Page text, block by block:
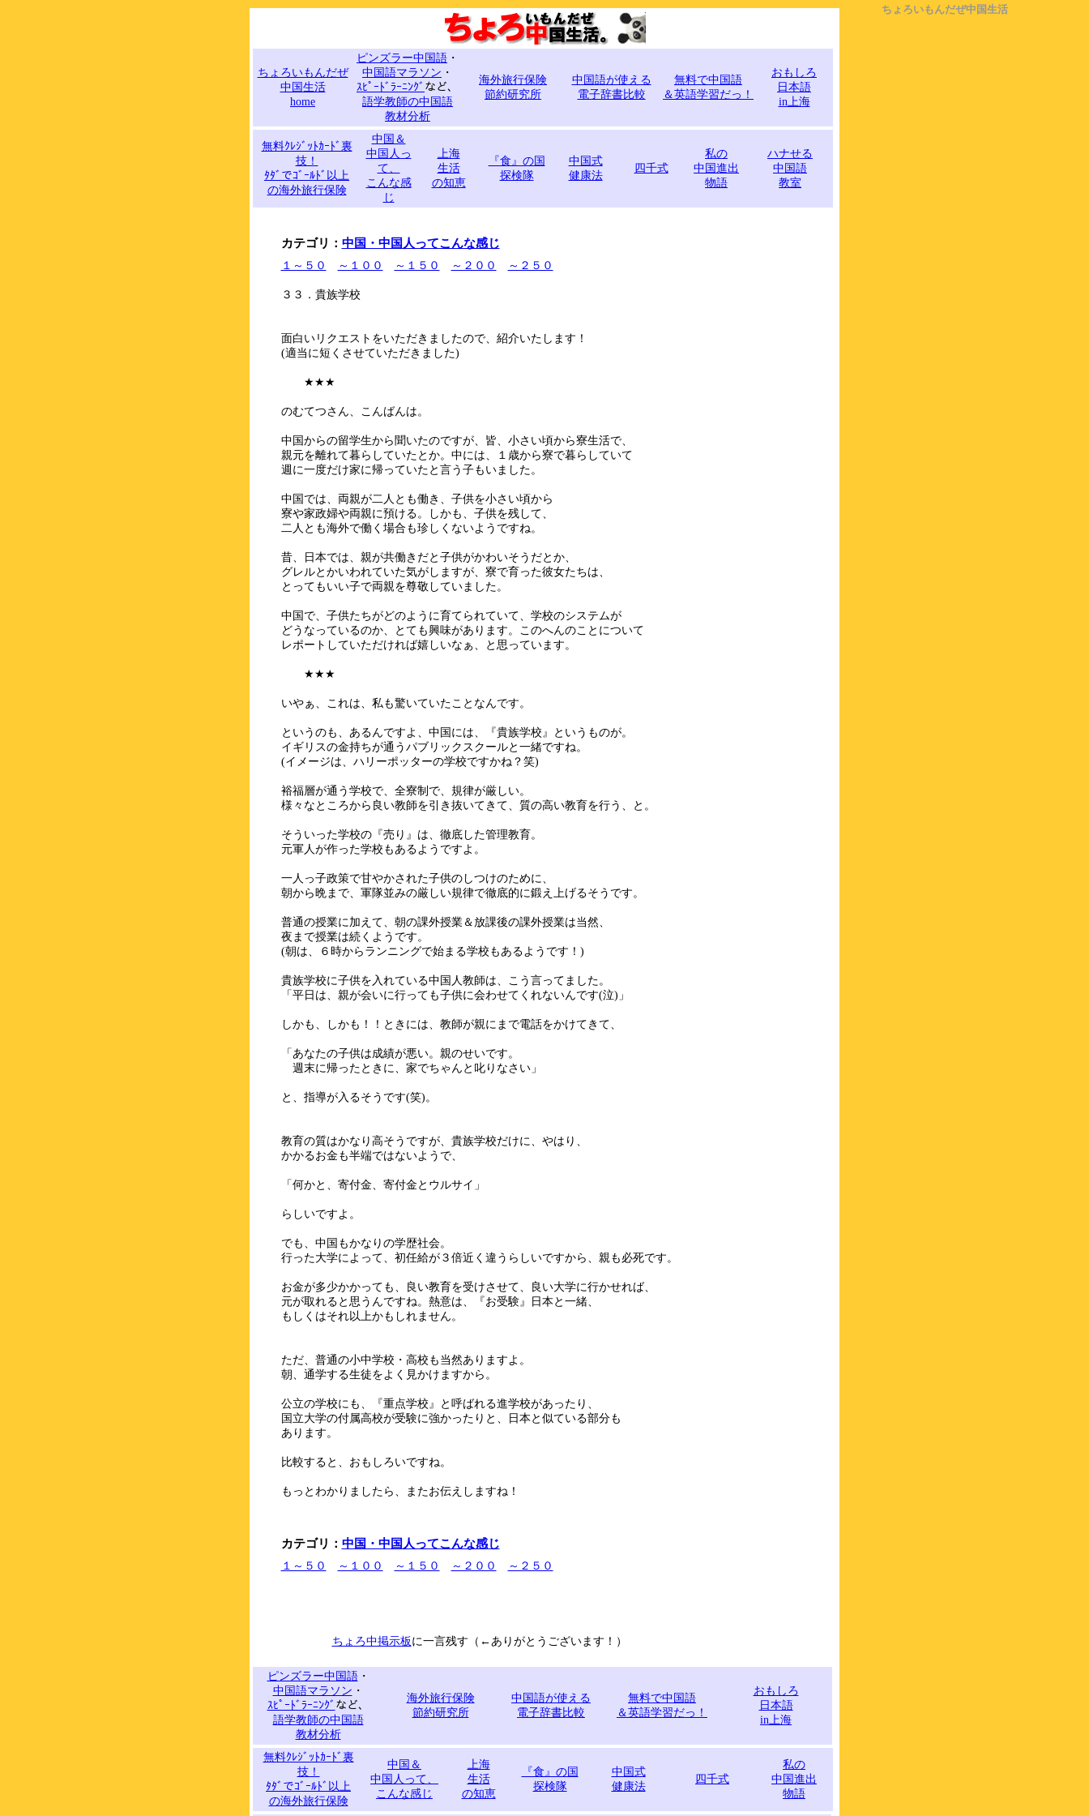
ちょろいもんだぜ中国生活
ちょろいもんだぜ
中国生活
home
ピンズラー中国語 ・
中国語マラソン ・
ｽﾋﾟｰﾄﾞﾗｰﾆﾝｸﾞ など、
語学教師の中国語
教材分析
海外旅行保険
節約研究所
中国語が使える
電子辞書比較
無料で中国語
＆英語学習だっ！
おもしろ
日本語
in上海
無料ｸﾚｼﾞｯﾄｶｰﾄﾞ裏
技！
ﾀﾀﾞでｺﾞｰﾙﾄﾞ以上
の海外旅行保険
中国＆
中国人っ
て、
こんな感
じ
上海
生活
の知恵
『食』の国
探検隊
中国式
健康法
四千式
私の
中国進出
物語
ハナせる
中国語
教室
カテゴリ： 中国・中国人ってこんな感じ
１～５０ ～１００ ～１５０ ～２００ ～２５０
３３．貴族学校
面白いリクエストをいただきましたので、紹介いたします！
(適当に短くさせていただきました)
★★★
のむてつさん、こんばんは。
中国からの留学生から聞いたのですが、皆、小さい頃から寮生活で、
親元を離れて暮らしていたとか。中には、１歳から寮で暮らしていて
週に一度だけ家に帰っていたと言う子もいました。
中国では、両親が二人とも働き、子供を小さい頃から
寮や家政婦や両親に預ける。しかも、子供を残して、
二人とも海外で働く場合も珍しくないようですね。
昔、日本では、親が共働きだと子供がかわいそうだとか、
グレルとかいわれていた気がしますが、寮で育った彼女たちは、
とってもいい子で両親を尊敬していました。
中国で、子供たちがどのように育てられていて、学校のシステムが
どうなっているのか、とても興味があります。このへんのことについて
レポートしていただければ嬉しいなぁ、と思っています。
★★★
いやぁ、これは、私も驚いていたことなんです。
というのも、あるんですよ、中国には、『貴族学校』というものが。
イギリスの金持ちが通うパブリックスクールと一緒ですね。
(イメージは、ハリーポッターの学校ですかね？笑)
裕福層が通う学校で、全寮制で、規律が厳しい。
様々なところから良い教師を引き抜いてきて、質の高い教育を行う、と。
そういった学校の『売り』は、徹底した管理教育。
元軍人が作った学校もあるようですよ。
一人っ子政策で甘やかされた子供のしつけのために、
朝から晩まで、軍隊並みの厳しい規律で徹底的に鍛え上げるそうです。
普通の授業に加えて、朝の課外授業＆放課後の課外授業は当然、
夜まで授業は続くようです。
(朝は、６時からランニングで始まる学校もあるようです！)
貴族学校に子供を入れている中国人教師は、こう言ってました。
「平日は、親が会いに行っても子供に会わせてくれないんです(泣)」
しかも、しかも！！ときには、教師が親にまで電話をかけてきて、
「あなたの子供は成績が悪い。親のせいです。
週末に帰ったときに、家でちゃんと叱りなさい」
と、指導が入るそうです(笑)。
教育の質はかなり高そうですが、貴族学校だけに、やはり、
かかるお金も半端ではないようで、
「何かと、寄付金、寄付金とウルサイ」
らしいですよ。
でも、中国もかなりの学歴社会。
行った大学によって、初任給が３倍近く違うらしいですから、親も必死です。
お金が多少かかっても、良い教育を受けさせて、良い大学に行かせれば、
元が取れると思うんですね。熱意は、『お受験』日本と一緒、
もしくはそれ以上かもしれません。
ただ、普通の小中学校・高校も当然ありますよ。
朝、通学する生徒をよく見かけますから。
公立の学校にも、『重点学校』と呼ばれる進学校があったり、
国立大学の付属高校が受験に強かったりと、日本と似ている部分も
あります。
比較すると、おもしろいですね。
もっとわかりましたら、またお伝えしますね！
カテゴリ： 中国・中国人ってこんな感じ
１～５０ ～１００ ～１５０ ～２００ ～２５０
ちょろ中掲示板 に一言残す（←ありがとうございます！）
ピンズラー中国語・
中国語マラソン ・
ｽﾋﾟｰﾄﾞﾗｰﾆﾝｸﾞ など、
語学教師の中国語
教材分析
海外旅行保険
節約研究所
中国語が使える
電子辞書比較
無料で中国語
＆英語学習だっ！
おもしろ
日本語
in上海
無料ｸﾚｼﾞｯﾄｶｰﾄﾞ裏
技！
ﾀﾀﾞでｺﾞｰﾙﾄﾞ以上
の海外旅行保険
中国＆
中国人って、
こんな感じ
上海
生活
の知恵
『食』の国
探検隊
中国式
健康法
四千式
私の
中国進出
物語